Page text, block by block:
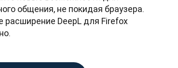
общения, не покидая браузера.
расширение DeepL для Firefox